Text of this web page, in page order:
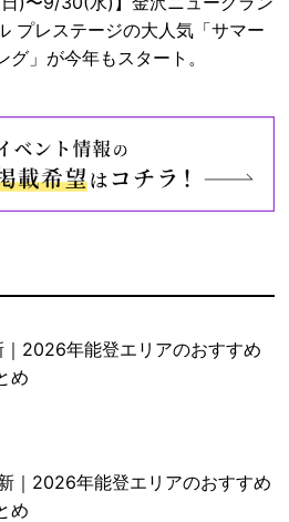
プレステージの大人気「サマー
グ」が今年もスタート。
2026年能登エリアのおすすめ
め
｜2026年能登エリアのおすすめ
め